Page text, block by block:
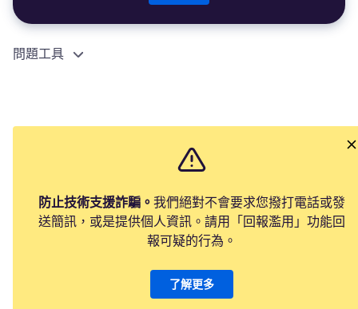
問題工具
防止技術支援詐騙。 我們絕對不會要求您撥打電話或發
送簡訊，或是提供個人資訊。請用「回報濫用」功能回
報可疑的行為。
了解更多